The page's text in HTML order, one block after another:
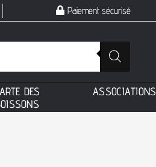
Paiement sécurisé
ARTE DES
OISSONS
ASSOCIATIONS